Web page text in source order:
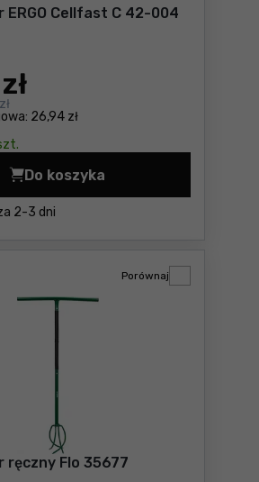
Cellfast C 42-004
26,94 zł
2-3 dni
Do koszyka
Kultywator ERGO Cellfast
ręczny Flo 35677
Porównaj